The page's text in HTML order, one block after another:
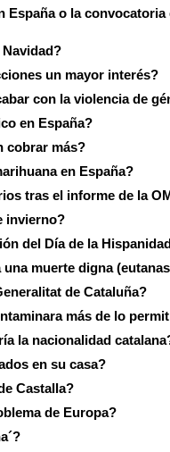
España o la convocatoria
un mayor interés?
con la violencia de
en España?
cobrar más?
en España?
tras el informe de la
invierno?
del Día de la
muerte digna
de Cataluña?
más de lo
la nacionalidad
en su casa?
Castalla?
de Europa?